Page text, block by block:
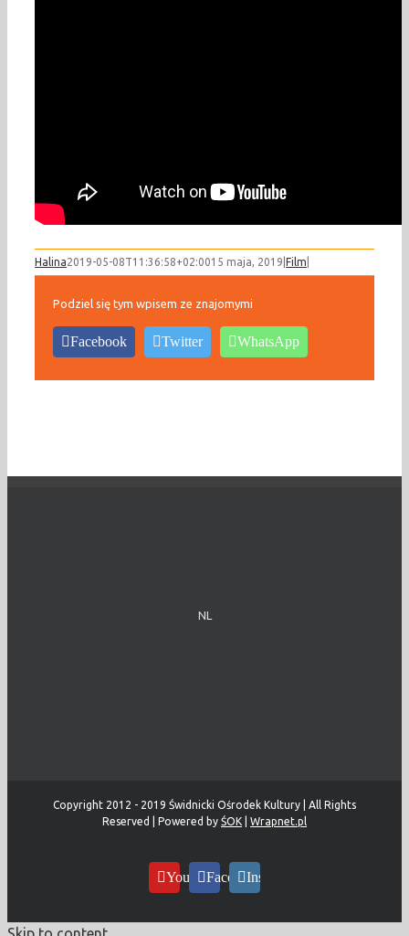
Halina2019-05-08T11:36:58+02:0015 maja, 2019 Film
Podziel się tym wpisem ze znajomymi
Facebook Twitter WhatsApp
NL
Copyright 2012 - 2019 Świdnicki Ośrodek Kultury | All Rights
Reserved | Powered by ŚOK Wrapnet.pl
YouTubeFacebookInstagram